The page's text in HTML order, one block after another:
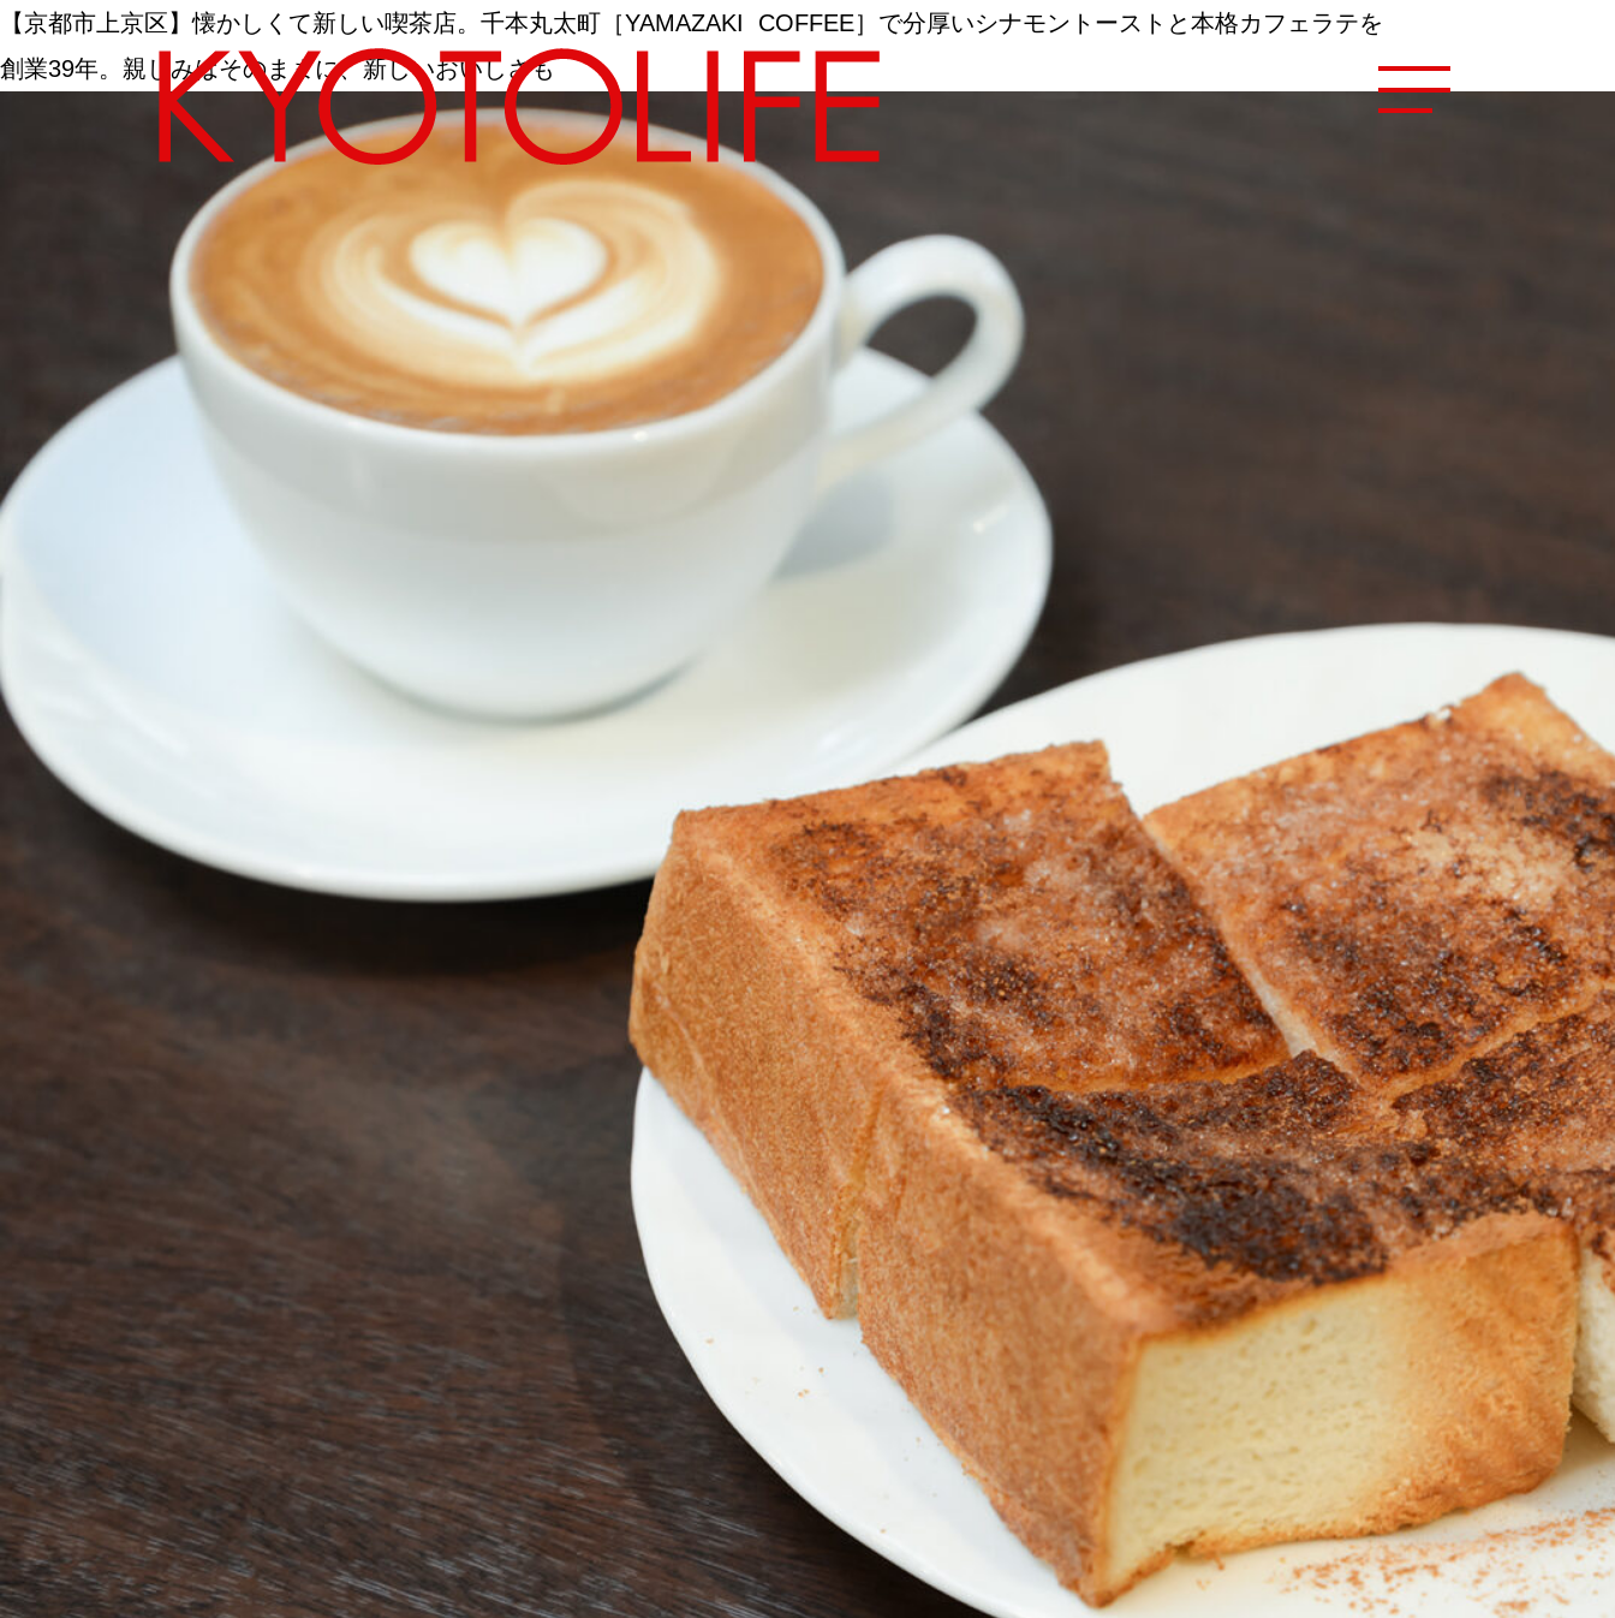
エリアから探す 地図から探す
カテゴリーから探す
SPECIAL
私と店のはなし
今月の京みやげ
CULTURE
関西で開催。おすすめの展覧会
おすすめの映画
誠光社で選びました。おすすめの本
紹介します。おすすめのイベント
ABOUT US Instagram
チケットプレゼント応募
【京都市上京区】懐かしくて新しい喫茶店。千本丸太町［YAMAZAKI COFFEE］で分厚いシナモントーストと本格カフェラテを
創業39年。親しみはそのままに、新しいおいしさも